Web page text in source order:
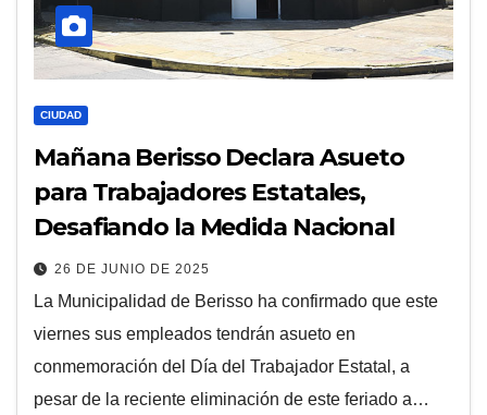
CIUDAD
Mañana Berisso Declara Asueto
para Trabajadores Estatales,
Desafiando la Medida Nacional
26 DE JUNIO DE 2025
La Municipalidad de Berisso ha confirmado que este
viernes sus empleados tendrán asueto en
conmemoración del Día del Trabajador Estatal, a
pesar de la reciente eliminación de este feriado a…